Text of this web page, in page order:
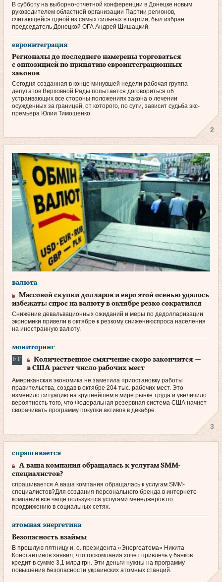
В субботу на выборно-отчетной конференции в Донецке новым
руководителем областной организации Партии регионов,
считающейся одной из самых сильных в партии, был избран
председатель Донецкой ОГА Андрей Шишацкий.
евроинтеграция
Регионалы до последнего намерены торговаться
с оппозицией по принятию евроинтеграционных
законов
Сегодня созданная в конце минувшей недели рабочая группа
депутатов Верховной Рады попытается договориться об
устраивающих все стороны положениях закона о лечении
осужденных за границей, от которого, по сути, зависит судьба экс-
премьера Юлии Тимошенко.
2
валюта
Массовой скупки долларов и евро этой осенью удалось
избежать: спрос на валюту в октябре резко сократился
Снижение девальвационных ожиданий и меры по дедолларизации
экономики привели в октябре к резкому снижениюспроса населения
на иностранную валюту.
мониторинг
Количественное смягчение скоро закончится —
в США растет число рабочих мест
Американская экономика не заметила приостановку работы
правительства, создав в октябре 204 тыс. рабочих мест. Это
изменило ситуацию на крупнейшем в мире рынке труда и увеличило
вероятность того, что Федеральная резервная система США начнет
сворачивать программу покупки активов в декабре.
3
спрашивается
А ваша компания обращалась к услугам SMM-
специалистов?
спрашивается А ваша компания обращалась к услугам SMM-
специалистов?Для создания персонального бренда в интернете
компании все чаще пользуются услугами менеджеров по
продвижению в социальных сетях.
атомная энергетика
Безопасность взаймы
В прошлую пятницу и. о. президента «Энергоатома» Никита
Константинов заявил, что госкомпания хочет привлечь у банков
кредит в сумме 3,1 млрд грн. Эти деньги нужны на программу
повышения безопасности украинских атомных станций.